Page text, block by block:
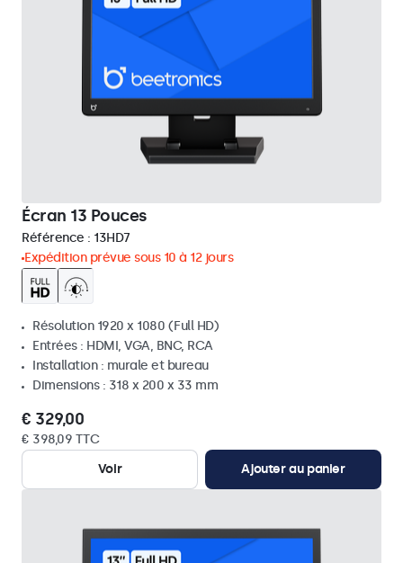
Écran 13 Pouces
Référence : 13HD7
Expédition prévue sous 10 à 12 jours
Résolution 1920 x 1080 (Full HD)
Entrées : HDMI, VGA, BNC, RCA
Installation : murale et bureau
Dimensions : 318 x 200 x 33 mm
€ 329,00
€ 398,09 TTC
Voir
Ajouter au panier